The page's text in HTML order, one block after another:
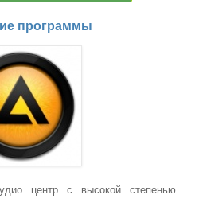
программы
центр с высокой степенью